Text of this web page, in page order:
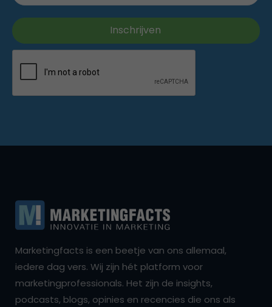
Marketingfacts is een beetje van ons allemaal,
iedere dag vers. Wij zijn hét platform voor
marketingprofessionals. Het zijn de insights,
podcasts, blogs, opinies en recencies die ons als